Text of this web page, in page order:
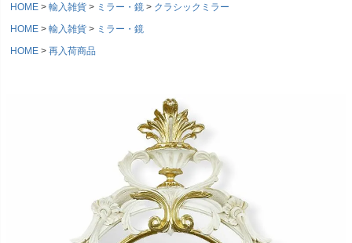
HOME
輸入雑貨 ミラー・鏡
クラシックミラー
HOME
輸入雑貨
ミラー・鏡
HOME
再入荷商品